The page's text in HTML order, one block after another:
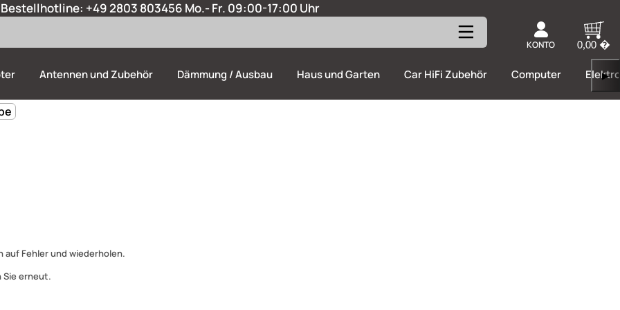
+49 2803 803456 Mo.- Fr. 09:00-17:00 Uhr
KONTO 0,00 �
Antennen und Zubehör Dämmung / Ausbau Haus und Garten Car HiFi Zubehör Computer ▶
auf Fehler und wiederholen.
Sie erneut.